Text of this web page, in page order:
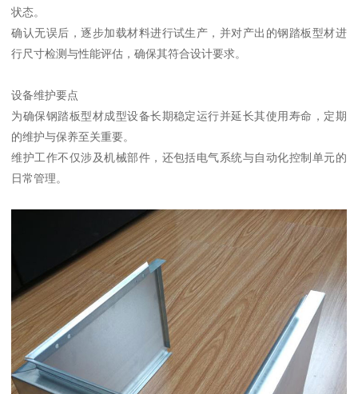
状态。
确认无误后，逐步加载材料进行试生产，并对产出的钢踏板型材进
行尺寸检测与性能评估，确保其符合设计要求。
设备维护要点
为确保钢踏板型材成型设备长期稳定运行并延长其使用寿命，定期
的维护与保养至关重要。
维护工作不仅涉及机械部件，还包括电气系统与自动化控制单元的
日常管理。